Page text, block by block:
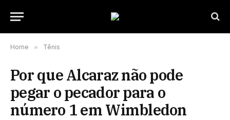
Home » Tênis
Por que Alcaraz não pode
pegar o pecador para o
número 1 em Wimbledon